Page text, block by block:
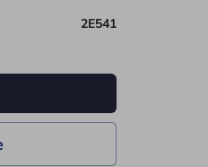
2E541